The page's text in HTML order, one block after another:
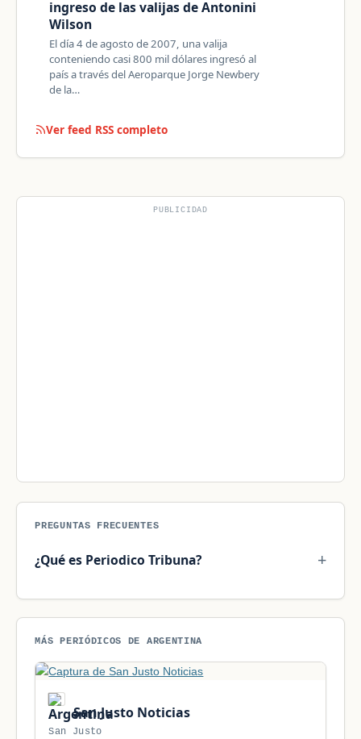
ingreso de las valijas de Antonini
Wilson
El día 4 de agosto de 2007, una valija
conteniendo casi 800 mil dólares ingresó al
país a través del Aeroparque Jorge Newbery
de la…
Ver feed RSS completo
PUBLICIDAD
PREGUNTAS FRECUENTES
¿Qué es Periodico Tribuna?
MÁS PERIÓDICOS DE ARGENTINA
San Justo Noticias
San Justo